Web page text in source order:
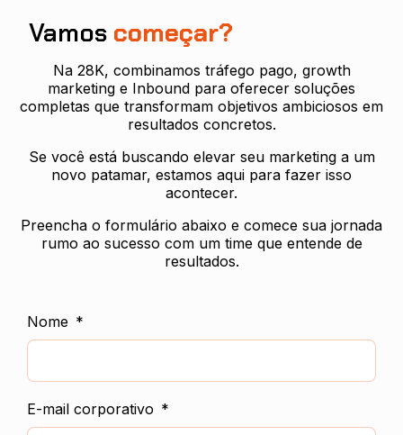
Vamos começar?
Na 28K, combinamos tráfego pago, growth
marketing e Inbound para oferecer soluções
completas que transformam objetivos ambiciosos em
resultados concretos.
Se você está buscando elevar seu marketing a um
novo patamar, estamos aqui para fazer isso
acontecer.
Preencha o formulário abaixo e comece sua jornada
rumo ao sucesso com um time que entende de
resultados.
Nome
E-mail corporativo